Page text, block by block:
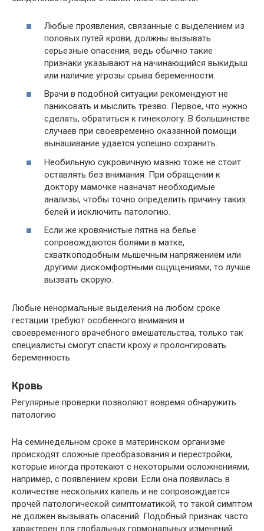
Любые проявления, связанные с выделением из
половых путей крови, должны вызывать
серьезные опасения, ведь обычно такие
признаки указывают на начинающийся выкидыш
или наличие угрозы срыва беременности.
Врачи в подобной ситуации рекомендуют не
паниковать и мыслить трезво. Первое, что нужно
сделать, обратиться к гинекологу. В большинстве
случаев при своевременно оказанной помощи
вынашивание удается успешно сохранить.
Необильную сукровичную мазню тоже не стоит
оставлять без внимания. При обращении к
доктору мамочке назначат необходимые
анализы, чтобы точно определить причину таких
белей и исключить патологию.
Если же кровянистые пятна на белье
сопровождаются болями в матке,
схваткоподобным мышечным напряжением или
другими дискомфортными ощущениями, то лучше
вызвать скорую.
Любые ненормальные выделения на любом сроке
гестации требуют особенного внимания и
своевременного врачебного вмешательства, только так
специалисты смогут спасти кроху и пролонгировать
беременность.
Кровь
Регулярные проверки позволяют вовремя обнаружить
патологию
На семинедельном сроке в материнском организме
происходят сложные преобразования и перестройки,
которые иногда протекают с некоторыми осложнениями,
например, с появлением крови. Если она появилась в
количестве нескольких капель и не сопровождается
прочей патологической симптоматикой, то такой симптом
не должен вызывать опасений. Подобный признак часто
характерен для глобальных гормональных изменений.